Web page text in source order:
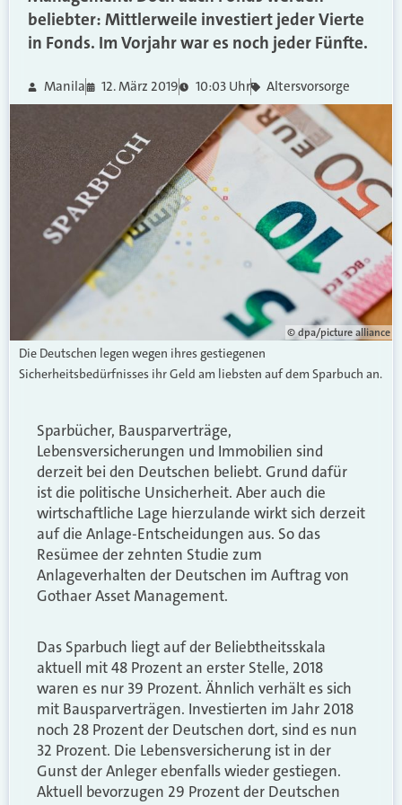
beliebter: Mittlerweile investiert jeder Vierte
in Fonds. Im Vorjahr war es noch jeder Fünfte.
Manila 12. März 2019 10:03 Uhr Altersvorsorge
© dpa/picture alliance
Die Deutschen legen wegen ihres gestiegenen
Sicherheitsbedürfnisses ihr Geld am liebsten auf dem Sparbuch an.
Sparbücher, Bausparverträge,
Lebensversicherungen und Immobilien sind
derzeit bei den Deutschen beliebt. Grund dafür
ist die politische Unsicherheit. Aber auch die
wirtschaftliche Lage hierzulande wirkt sich derzeit
auf die Anlage-Entscheidungen aus. So das
Resümee der zehnten Studie zum
Anlageverhalten der Deutschen im Auftrag von
Gothaer Asset Management.
Das Sparbuch liegt auf der Beliebtheitsskala
aktuell mit 48 Prozent an erster Stelle, 2018
waren es nur 39 Prozent. Ähnlich verhält es sich
mit Bausparverträgen. Investierten im Jahr 2018
noch 28 Prozent der Deutschen dort, sind es nun
32 Prozent. Die Lebensversicherung ist in der
Gunst der Anleger ebenfalls wieder gestiegen.
Aktuell bevorzugen 29 Prozent der Deutschen